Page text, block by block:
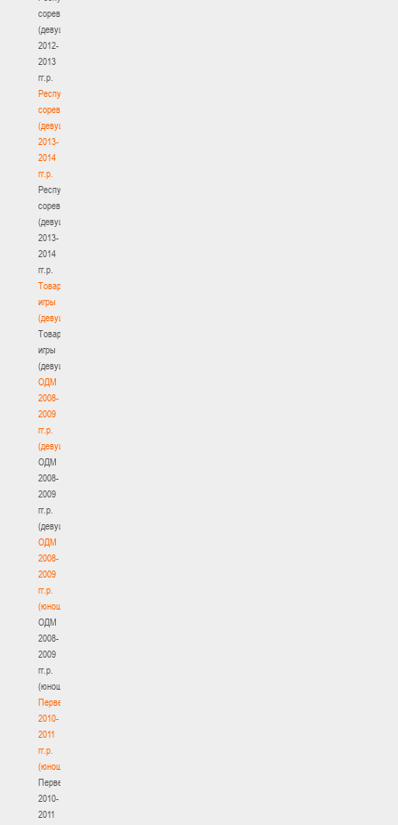
соревнования
(девушки)
2012-
2013
гг.р.
Республиканские
соревнования
(девушки)
2013-
2014
гг.р.
Республиканские
соревнования
(девушки)
2013-
2014
гг.р.
Товарищеские
игры
(девушки)
Товарищеские
игры
(девушки)
ОДМ
2008-
2009
гг.р.
(девушки)
ОДМ
2008-
2009
гг.р.
(девушки)
ОДМ
2008-
2009
гг.р.
(юноши)
ОДМ
2008-
2009
гг.р.
(юноши)
Первенство
2010-
2011
гг.р.
(юноши)
Первенство
2010-
2011